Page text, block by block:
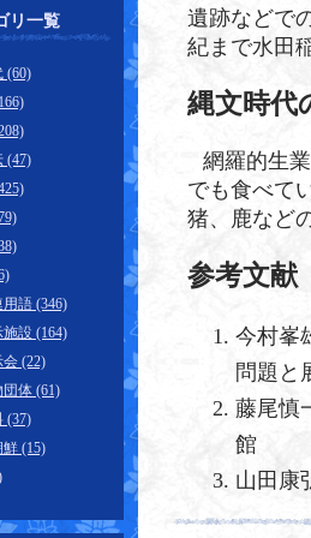
リ一覧
(60)
(47)
語 (346)
設 (164)
(22)
体 (61)
(37)
(15)
遺跡などで
紀まで水田
縄文時代
網羅的生
でも食べて
猪、鹿など
参考文献
今村峯
問題と
藤尾慎
館
山田康